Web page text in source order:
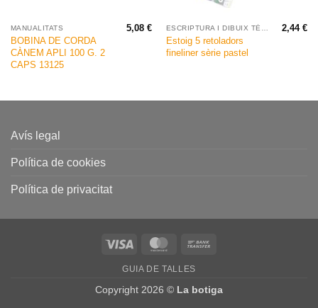
MANUALITATS
BOBINA DE CORDA
CÀNEM APLI 100 G. 2
CAPS 13125
5,08€
Estoig 5 retoladors
fineliner sèrie pastel
2,44€
Avís legal
Política de cookies
Política de privacitat
Visa MasterCard
GUIA DE TALLES
Copyright 2026 © La botiga